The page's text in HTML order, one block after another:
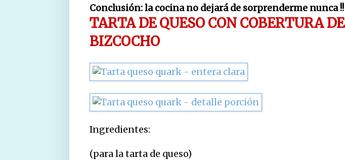
Conclusión: la cocina no dejará de sorprenderme nunca !!
TARTA DE QUESO CON COBERTURA DE
BIZCOCHO
Ingredientes:
(para la tarta de queso)